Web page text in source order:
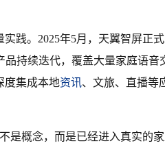
践。2025年5月，天翼智屏正
持续迭代，覆盖大量家庭语音
度集成本地资讯、文旅、直播等
是概念，而是已经进入真实的